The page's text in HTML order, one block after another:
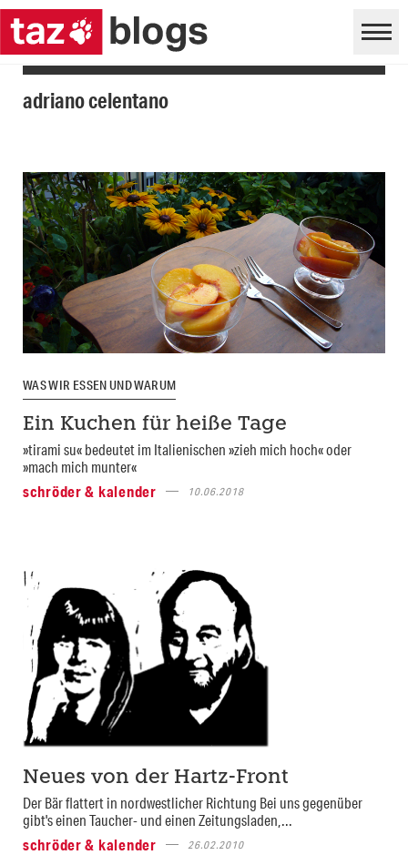
adriano celentano
WAS WIR ESSEN UND WARUM
Ein Kuchen für heiße Tage
»tirami su« bedeutet im Italienischen »zieh mich hoch« oder
»mach mich munter«
schröder & kalender
10.06.2018
Neues von der Hartz-Front
Der Bär flattert in nordwestlicher Richtung Bei uns gegenüber
gibt's einen Taucher- und einen Zeitungsladen,...
schröder & kalender
26.02.2010